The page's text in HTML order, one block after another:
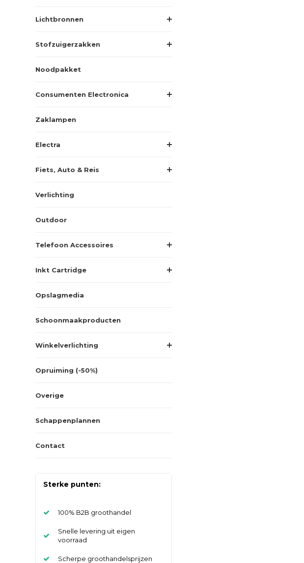
Lichtbronnen
Stofzuigerzakken
Noodpakket
Consumenten Electronica
Zaklampen
Electra
Fiets, Auto & Reis
Verlichting
Outdoor
Telefoon Accessoires
Inkt Cartridge
Opslagmedia
Schoonmaakproducten
Winkelverlichting
Opruiming (-50%)
Overige
Schappenplannen
Contact
Sterke punten:
100% B2B groothandel
Snelle levering uit eigen
voorraad
Scherpe groothandelsprijzen